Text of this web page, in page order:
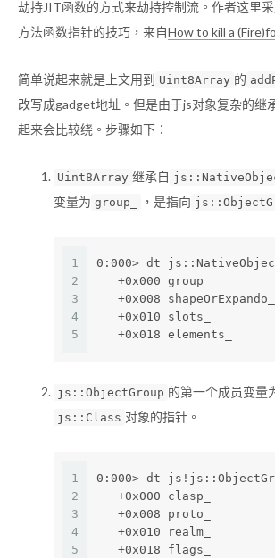
劫持JIT函数的方式来劫持控制流。作者这里
方法函数指针的技巧，来自How to kill a
简单说起来就是上文用到 Uint8Array 的
改写成gadget地址。但是由于js对象复杂的继
起来会比较绕。步骤如下：
Uint8Array 继承自
变量为 group_ ，是指向
1
2
3
4
5
0:000> dt js::NativeObject
+0x000 group_
+0x008
+0x010 slots_
+0x018 elements_
js::ObjectGroup 的第一个成员变量
js::Class 对象的指针。
1
2
3
4
5
0:000> dt
+0x000 clasp_
+0x008 proto_
+0x010 realm_
+0x018 flags_